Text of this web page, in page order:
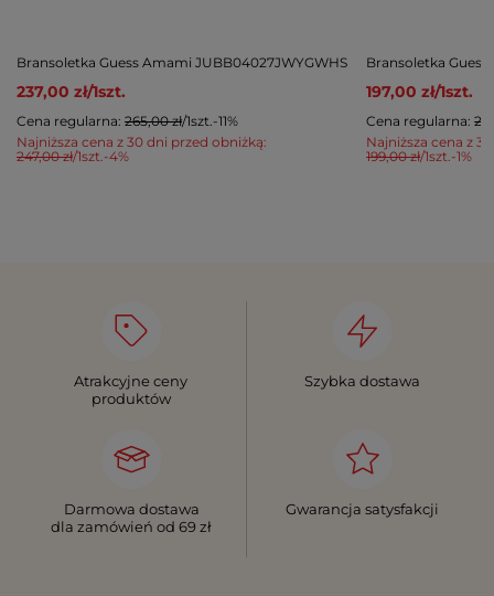
Bransoletka Guess Amami JUBB04027JWYGWHS
237,00 zł/1szt.
Najniższa cena z 30 dni przed obniżką:
247,00 zł/1szt.-4%
Cena regularna: 265,00 zł/1szt.-11%
Bransoletka
197,00 zł/1szt.
Najniższa cena z
199,00 zł/1szt.-1%
Cena regularna:
Atrakcyjne ceny
produktów
Szybka dostawa
Darmowa dostawa
dla zamówień od 69 zł
Gwarancja satysfakcji